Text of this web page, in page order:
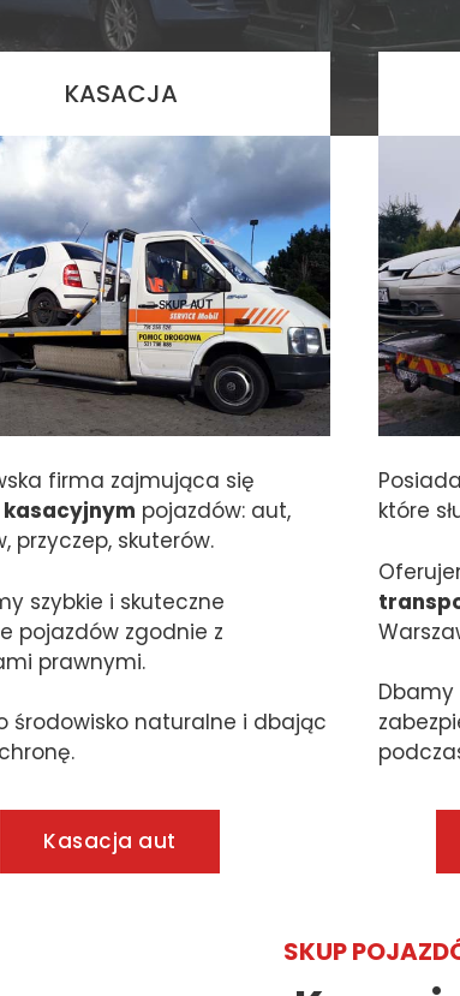
KASACJA
firma zajmująca się
pojazdów: aut,
przyczep, skuterów.
szybkie i skuteczne
pojazdów zgodnie z
prawnymi.
środowisko naturalne i dbając
Kasacja aut
które
Dbamy
SKUP